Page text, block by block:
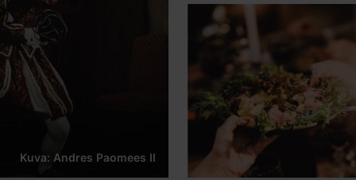
Kuva: Andres Paomees II